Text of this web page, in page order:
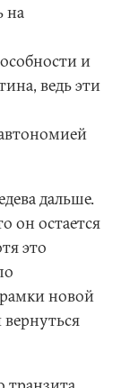
на
и
ведь эти
дальше.
он остается
это
новой